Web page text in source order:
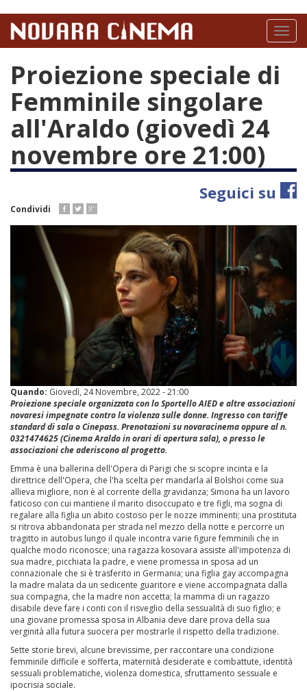
contenuto
Toggle
Proiezione speciale di
Femminile singolare
all'Araldo (giovedì 24
novembre ore 21:00)
Seguici su
Condividi
Quando: Giovedì, 24 Novembre, 2022 - 21:00
Proiezione speciale organizzata con lo Sportello AIED e altre associazioni
novaresi impegnate contro la violenza sulle donne. Ingresso con tariffe
standard di sala o Cinepass. Prenotazioni su novaracinema oppure al n.
0321474625 (Cinema Araldo in orari di apertura sala), o presso le
associazioni che aderiscono al progetto.
Emma è una ballerina dell'Opera di Parigi che si scopre incinta e la
direttrice dell'Opera, che l'ha scelta per mandarla al Bolshoi come sua
allieva migliore, non è al corrente della gravidanza; Simona ha un lavoro
faticoso con cui mantiene il marito disoccupato e tre figli, ma sogna di
regalare alla figlia un abito costoso per le nozze imminenti; una prostituta
si ritrova abbandonata per strada nel mezzo della notte e percorre un
tragitto in autobus lungo il quale incontra varie figure femminili che in
qualche modo riconosce; una ragazza kosovara assiste all'impotenza di
sua madre, picchiata la padre, e viene promessa in sposa ad un
connazionale che si è trasferito in Germania; una figlia gay accompagna
la madre malata da un sedicente guaritore e viene accompagnata dalla
sua compagna, che la madre non accetta; la mamma di un ragazzo
disabile deve fare i conti con il risveglio della sessualità di suo figlio; e
una giovane promessa sposa in Albania deve dare prova della sua
verginità alla futura suocera per mostrarle il rispetto della tradizione.
Sette storie brevi, alcune brevissime, per raccontare una condizione
femminile difficile e sofferta, maternità desiderate e combattute, identità
sessuali problematiche, violenza domestica, sfruttamento sessuale e
ipocrisia sociale.